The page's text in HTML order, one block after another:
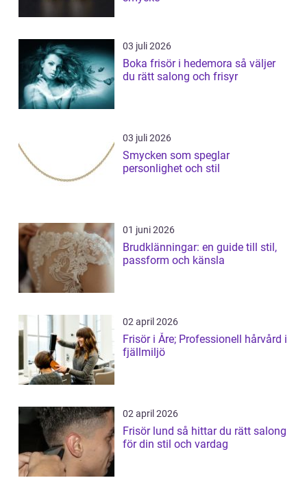
03 juli 2026
Boka frisör i hedemora så väljer
du rätt salong och frisyr
03 juli 2026
Smycken som speglar
personlighet och stil
01 juni 2026
Brudklänningar: en guide till stil,
passform och känsla
02 april 2026
Frisör i Åre; Professionell hårvård i
fjällmiljö
02 april 2026
Frisör lund så hittar du rätt salong
för din stil och vardag